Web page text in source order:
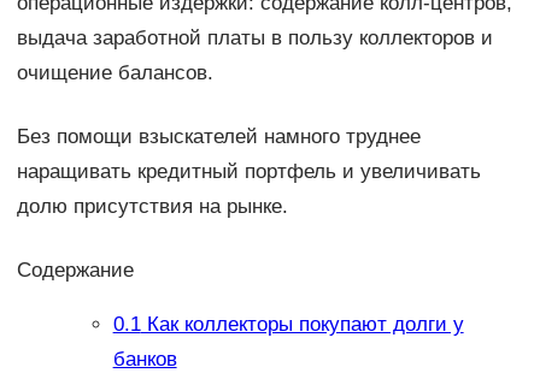
выдача заработной платы в пользу коллекторов и
очищение балансов.
Без помощи взыскателей намного труднее
наращивать кредитный портфель и увеличивать
долю присутствия на рынке.
Содержание
0.1Как коллекторы покупают долги у
банков